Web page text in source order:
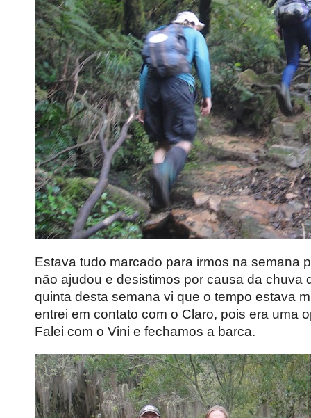
Estava tudo marcado para irmos na semana
não ajudou e desistimos por causa da chuva
quinta desta semana vi que o tempo estava
entrei em contato com o Claro, pois era uma
Falei com o Vini e fechamos a barca.